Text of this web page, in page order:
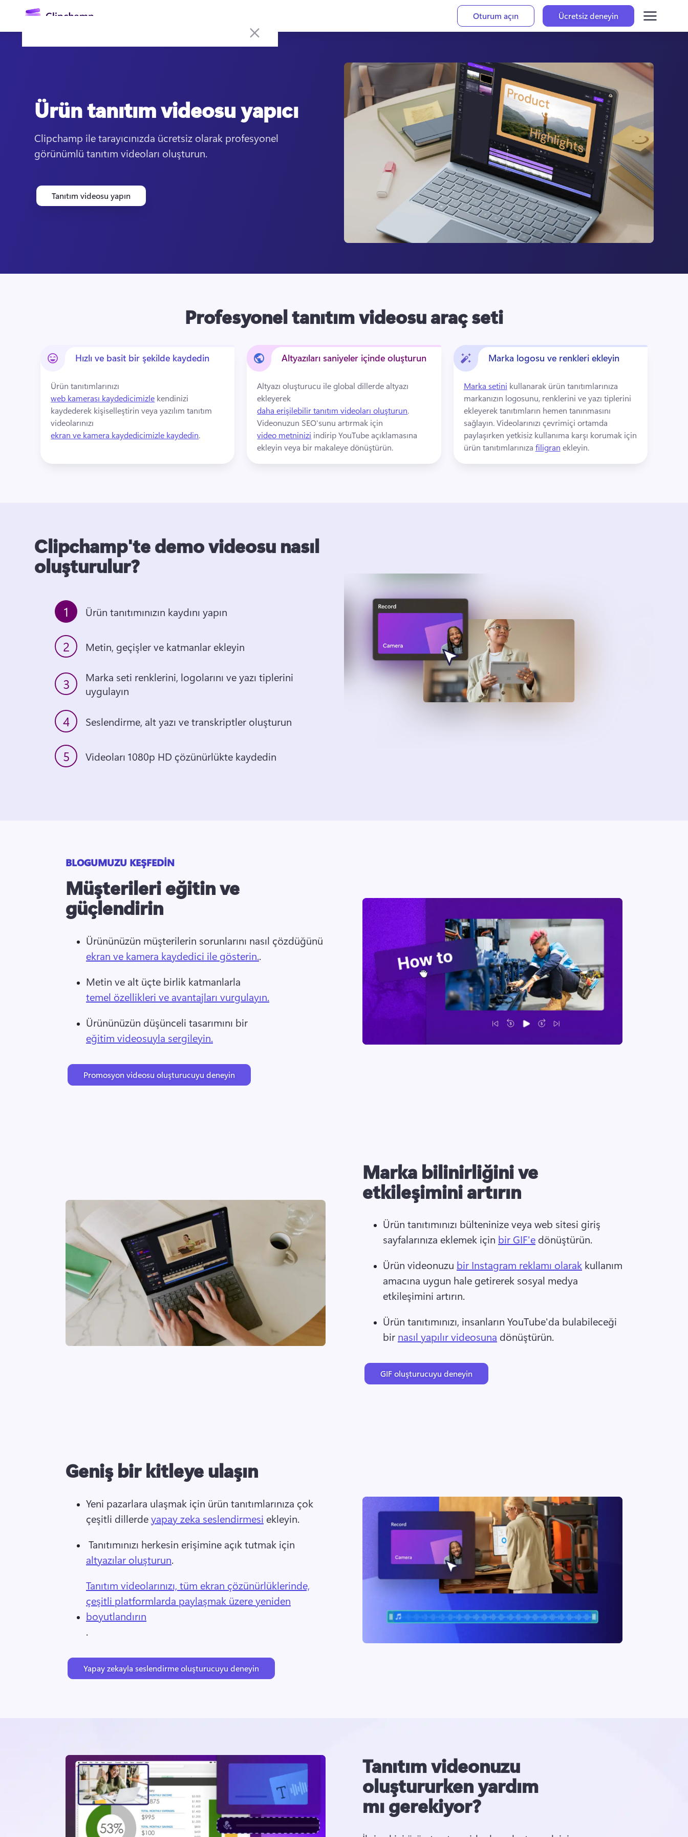
Oturum açın
Ücretsiz deneyin
Oturum açın
Ürün tanıtım videosu yapıcı
Clipchamp ile tarayıcınızda ücretsiz olarak profesyonel
görünümlü tanıtım videoları oluşturun.
Tanıtım videosu yapın
Profesyonel tanıtım videosu araç seti
Hızlı ve basit bir şekilde kaydedin
Ürün tanıtımlarınızı
web kamerası kaydedicimizle kendinizi
kaydederek kişiselleştirin veya yazılım tanıtım
videolarınızı
ekran ve kamera kaydedicimizle kaydedin.
Altyazıları saniyeler içinde oluşturun
Altyazı oluşturucu ile global dillerde altyazı
ekleyerek
daha erişilebilir tanıtım videoları oluşturun
Videonuzun SEO'sunu artırmak için
video metninizi indirip YouTube açıklamasına
ekleyin veya bir makaleye dönüştürün.
Marka logosu ve renkleri ekleyin
Marka setini kullanarak ürün tanıtımlarınıza
markanızın logosunu, renklerini ve yazı tiplerini
ekleyerek tanıtımların hemen tanınmasını
sağlayın. Videolarınızı çevrimiçi ortamda
paylaşırken yetkisiz kullanıma karşı korumak için
ürün tanıtımlarınıza filigran ekleyin.
Clipchamp'te demo videosu nasıl
oluşturulur?
1 Ürün tanıtımınızın kaydını yapın
2 Metin, geçişler ve katmanlar ekleyin
3
Marka seti renklerini, logolarını ve yazı tiplerini
uygulayın
4
5
BLOGUMUZU KEŞFEDİN
Müşterileri eğitin ve
güçlendirin
Ürününüzün müşterilerin sorunlarını nasıl çözdüğünü
ekran ve kamera kaydedici ile gösterin..
Metin ve alt üçte birlik katmanlarla
temel özellikleri ve avantajları vurgulayın.
Ürününüzün düşünceli tasarımını bir
eğitim videosuyla sergileyin.
Promosyon videosu oluşturucuyu deneyin
Marka bilinirliğini ve
etkileşimini artırın
Ürün tanıtımınızı bülteninize veya web sitesi giriş
sayfalarınıza eklemek için bir GIF'e dönüştürün.
Ürün videonuzu bir Instagram reklamı olarak kullanım
amacına uygun hale getirerek sosyal medya
etkileşimini artırın.
Ürün tanıtımınızı, insanların YouTube'da bulabileceği
bir nasıl yapılır videosuna dönüştürün.
GIF oluşturucuyu deneyin
Geniş bir kitleye ulaşın
Yeni pazarlara ulaşmak için ürün tanıtımlarınıza çok
çeşitli dillerde yapay zeka seslendirmesi ekleyin.
Tanıtımınızı herkesin erişimine açık tutmak için
altyazılar oluşturun.
Tanıtım videolarınızı, tüm ekran çözünürlüklerinde,
çeşitli platformlarda paylaşmak üzere yeniden
boyutlandırın
.
Yapay zekayla seslendirme oluşturucuyu deneyin
Tanıtım videonuzu
oluştururken yardım
mı gerekiyor?